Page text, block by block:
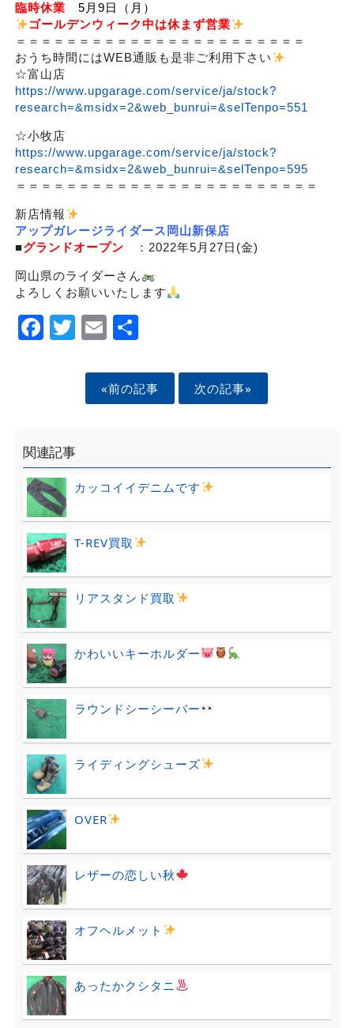
臨時休業
5月9日（月）
ゴールデンウィーク中は休まず営業
＝＝＝＝＝＝＝＝＝＝＝＝＝＝＝＝＝＝＝＝＝＝＝
おうち時間にはWEB通販も是非ご利用下さい
☆富山店
https://www.upgarage.com/service/ja/stock?
research=&msidx=2&web_bunrui=&selTenpo=551
☆小牧店
https://www.upgarage.com/service/ja/stock?
research=&msidx=2&web_bunrui=&selTenpo=595
＝＝＝＝＝＝＝＝＝＝＝＝＝＝＝＝＝＝＝＝＝＝＝＝
新店情報
アップガレージライダース岡山新保店
■グランドオープン ：2022年5月27日(金)
岡山県のライダーさん
よろしくお願いいたします
Facebook
Twitter
EmailShare
«前の記事 次の記事»
関連記事
カッコイイデニムです
T-REV買取
リアスタンド買取
かわいいキーホルダー
ラウンドシーシーバー
ライディングシューズ
OVER
レザーの恋しい秋
オフヘルメット
あったかクシタニ